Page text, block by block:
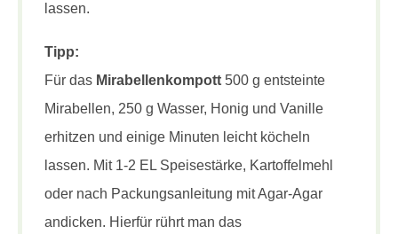
lassen.
Tipp:
Für das Mirabellenkompott 500 g entsteinte
Mirabellen, 250 g Wasser, Honig und Vanille
erhitzen und einige Minuten leicht köcheln
lassen. Mit 1-2 EL Speisestärke, Kartoffelmehl
oder nach Packungsanleitung mit Agar-Agar
andicken. Hierfür rührt man das